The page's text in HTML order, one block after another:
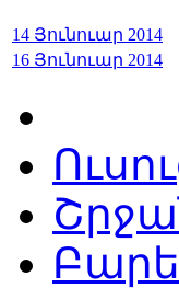
14 Յունուար 2014
16 Յունուար 2014